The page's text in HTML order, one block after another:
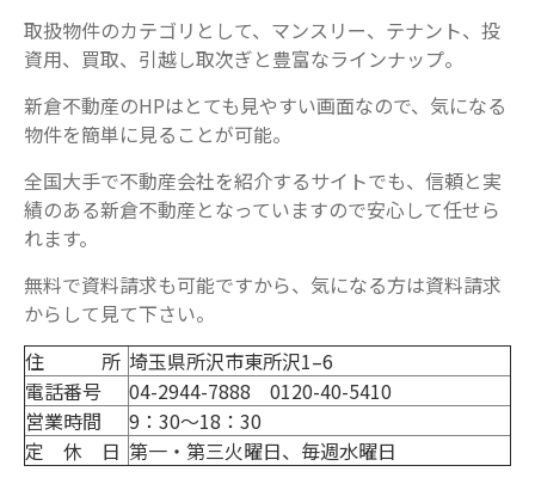
取扱物件のカテゴリとして、マンスリー、テナント、投
資用、買取、引越し取次ぎと豊富なラインナップ。
新倉不動産のHPはとても見やすい画面なので、気になる
物件を簡単に見ることが可能。
全国大手で不動産会社を紹介するサイトでも、信頼と実
績のある新倉不動産となっていますので安心して任せら
れます。
無料で資料請求も可能ですから、気になる方は資料請求
からして見て下さい。
住 所 埼玉県所沢市東所沢1–6
電話番号
04-2944-7888 0120-40-5410
営業時間
9：30～18：30
定 休 日 第一・第三火曜日、毎週水曜日